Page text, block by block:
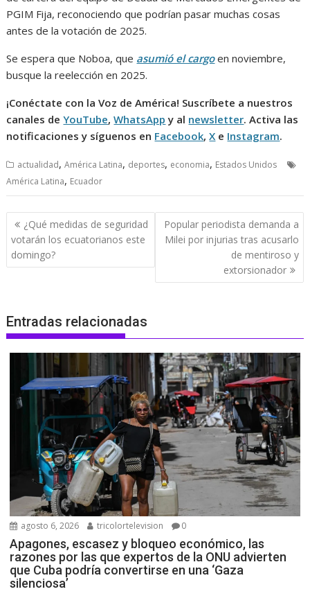
PGIM Fija, reconociendo que podrían pasar muchas cosas
antes de la votación de 2025.
Se espera que Noboa, que asumió el cargoen noviembre,
busque la reelección en 2025.
¡Conéctate con la Voz de América! Suscríbete a nuestros
canales deYouTube,WhatsApp y al newsletter. Activa las
notificaciones y síguenos en Facebook,X e Instagram.
actualidad,América Latina, deportes, economia, Estados Unidos
América Latina, Ecuador
Navegación
de
entradas
¿Qué medidas de seguridad
votarán los ecuatorianos este
domingo?
Popular periodista demanda a
Milei por injurias tras acusarlo
de mentiroso y
extorsionador
Entradas relacionadas
agosto 6, 2026 tricolortelevision 0
Apagones, escasez y bloqueo económico, las
razones por las que expertos de la ONU advierten
que Cuba podría convertirse en una ‘Gaza
silenciosa’